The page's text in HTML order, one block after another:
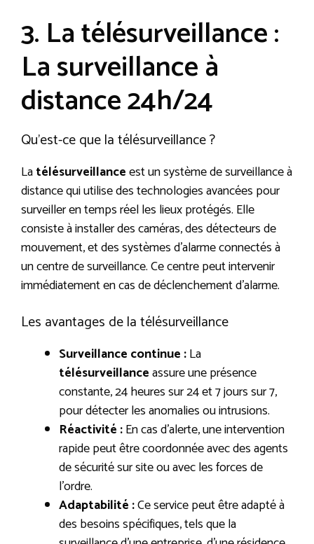
3. La télésurveillance :
La surveillance à
distance 24h/24
Qu’est-ce que la télésurveillance ?
Latélésurveillanceest un système de surveillance à
distance qui utilise des technologies avancées pour
surveiller en temps réel les lieux protégés. Elle
consiste à installer des caméras, des détecteurs de
mouvement, et des systèmes d’alarme connectés à
un centre de surveillance. Ce centre peut intervenir
immédiatement en cas de déclenchement d’alarme.
Les avantages de la télésurveillance
Surveillance continue :La
télésurveillanceassure une présence
constante, 24 heures sur 24 et 7 jours sur 7,
pour détecter les anomalies ou intrusions.
Réactivité :En cas d’alerte, une intervention
rapide peut être coordonnée avec des agents
de sécurité sur site ou avec les forces de
l’ordre.
Adaptabilité :Ce service peut être adapté à
des besoins spécifiques, tels que la